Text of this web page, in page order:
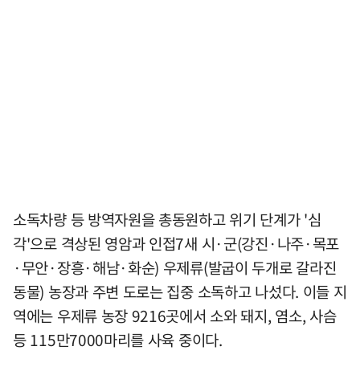
소독차량 등 방역자원을 총동원하고 위기 단계가 '심
각'으로 격상된 영암과 인접7새 시·군(강진·나주·목포
·무안·장흥·해남·화순) 우제류(발굽이 두개로 갈라진
동물) 농장과 주변 도로는 집중 소독하고 나섰다. 이들 지
역에는 우제류 농장 9216곳에서 소와 돼지, 염소, 사슴
등 115만7000마리를 사육 중이다.